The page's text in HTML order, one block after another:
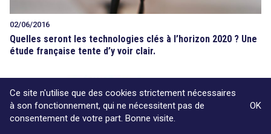
02/06/2016
Quelles seront les technologies clés à l’horizon 2020 ? Une
étude française tente d’y voir clair.
Ce site n'utilise que des cookies strictement nécessaires
à son fonctionnement, qui ne nécessitent pas de
consentement de votre part. Bonne visite.
OK